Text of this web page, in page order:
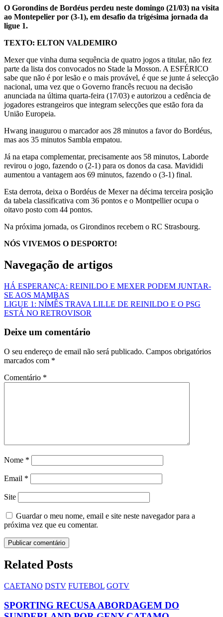
O Gorondins de Bordéus perdeu neste domingo (21/03) na visita
ao Montepelier por (3-1), em desafio da trigésima jornada da
ligue 1.
TEXTO: ELTON VALDEMIRO
Mexer que vinha duma sequência de quatro jogos a titular, não fez
parte da lista dos convocados no Stade la Mosson. A ESFÉRICO
sabe que não é por lesão e o mais provável, é que se junte á selecção
nacional, uma vez que o Governo francês recuou na decisão
anunciada na última quarta-feira (17/03) e autorizou a cedência de
jogadores estrangeiros que integram selecções que estão fora da
União Europeia.
Hwang inaugurou o marcador aos 28 minutos a favor do Bordéus,
mas aos 35 minutos Sambla empatou.
Já na etapa complementar, precisamente aos 58 minutos, Laborde
revirou o jogo, fazendo o (2-1) para os donos da casa. Mavididi
aumentou a vantagem aos 69 minutos, fazendo o (3-1) final.
Esta derrota, deixa o Bordéus de Mexer na décima terceira posição
da tabela classificativa com 36 pontos e o Montpellier ocupa o
oitavo posto com 44 pontos.
Na próxima jornada, os Girondinos recebem o RC Strasbourg.
NÓS VIVEMOS O DESPORTO!
Navegação de artigos
HÁ ESPERANÇA: REINILDO E MEXER PODEM JUNTAR-
SE AOS MAMBAS
LIGUE 1: NÍMÊS TRAVA LILLE DE REINILDO E O PSG
ESTÁ NO RETROVISOR
Deixe um comentário
O seu endereço de email não será publicado. Campos obrigatórios
marcados com *
Comentário *
Nome *
Email *
Site
Guardar o meu nome, email e site neste navegador para a
próxima vez que eu comentar.
Related Posts
CAETANO DSTV FUTEBOL GOTV
SPORTING RECUSA ABORDAGEM DO